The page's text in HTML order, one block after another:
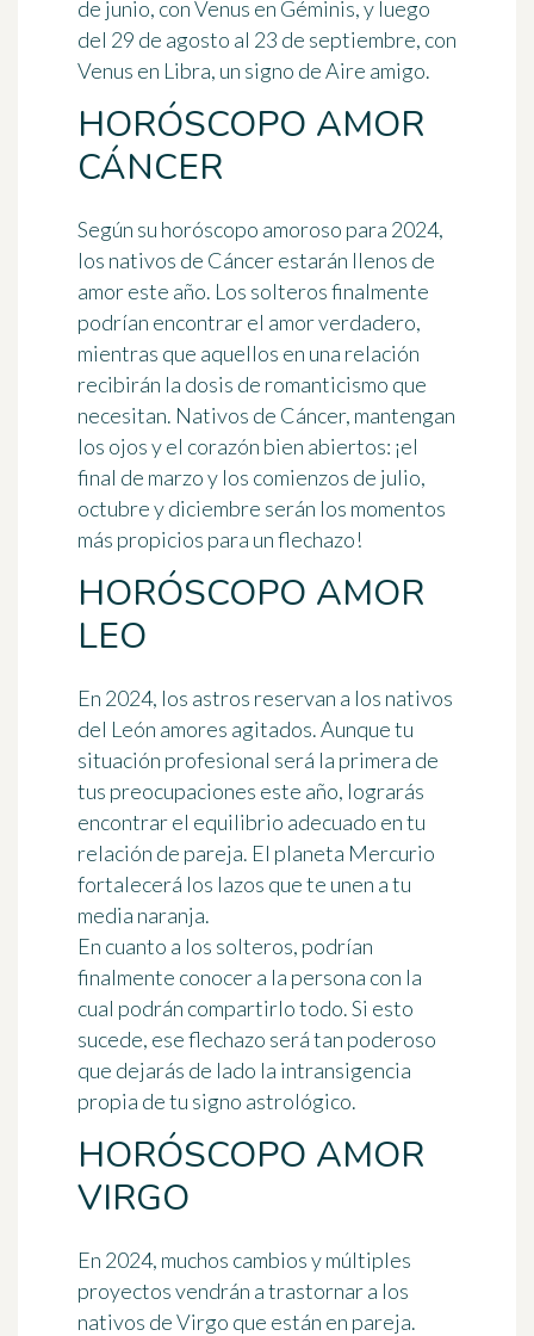
de junio, con Venus en Géminis, y luego
del 29 de agosto al 23 de septiembre, con
Venus en Libra, un signo de Aire amigo.
HORÓSCOPO AMOR
CÁNCER
Según su horóscopo amoroso para 2024,
los nativos de Cáncer estarán llenos de
amor este año. Los solteros finalmente
podrían encontrar el amor verdadero,
mientras que aquellos en una relación
recibirán la dosis de romanticismo que
necesitan. Nativos de Cáncer, mantengan
los ojos y el corazón bien abiertos: ¡el
final de marzo y los comienzos de julio,
octubre y diciembre serán los momentos
más propicios para un flechazo!
HORÓSCOPO AMOR
LEO
En 2024, los astros reservan a los nativos
del León amores agitados. Aunque tu
situación profesional será la primera de
tus preocupaciones este año, lograrás
encontrar el equilibrio adecuado en tu
relación de pareja. El planeta Mercurio
fortalecerá los lazos que te unen a tu
media naranja.
En cuanto a los solteros, podrían
finalmente conocer a la persona con la
cual podrán compartirlo todo. Si esto
sucede, ese flechazo será tan poderoso
que dejarás de lado la intransigencia
propia de tu signo astrológico.
HORÓSCOPO AMOR
VIRGO
En 2024, muchos cambios y múltiples
proyectos vendrán a trastornar a los
nativos de Virgo que están en pareja.